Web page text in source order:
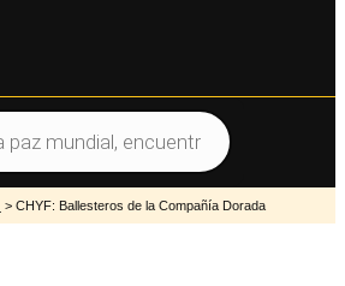
> CHYF: Ballesteros de la Compañía Dorada